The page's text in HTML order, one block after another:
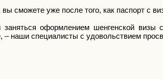
сможете уже после того, как паспорт с
оформлением шенгенской визы
наши специалисты с удовольствием